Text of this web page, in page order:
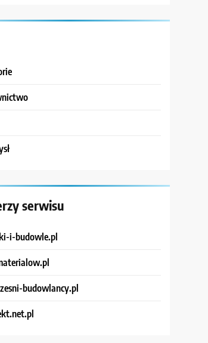
serwisu
i-budowle.pl
budowlancy.pl